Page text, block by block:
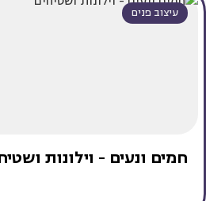
עיצוב פנים
חמים ונעים - וילונות